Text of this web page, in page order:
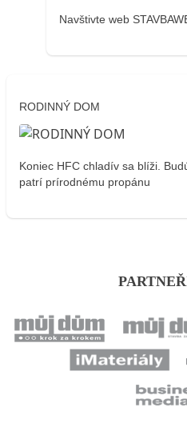
Navštivte web
RODINNÝ DOM
Koniec HFC chladív sa blíži.
patrí prírodnému propánu